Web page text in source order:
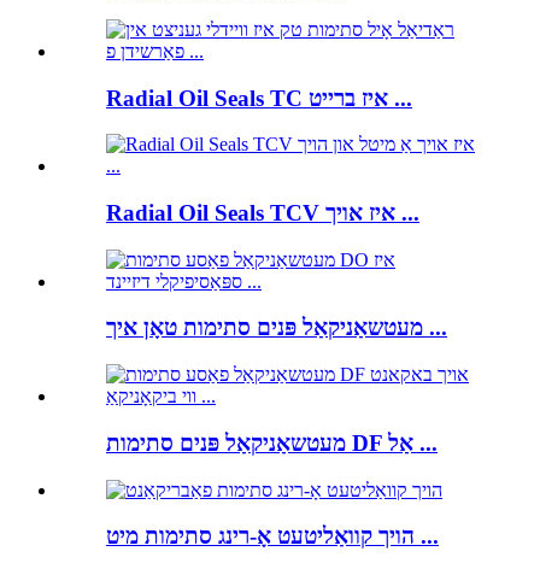
Radial Oil Seals TC איז ברייט ...
Radial Oil Seals TCV איז אויך ...
מעטשאַניקאַל פּנים סתימות טאָן איך ...
מעטשאַניקאַל פּנים סתימות DF אַל ...
הויך קוואַליטעט אָ-רינג סתימות מיט ...